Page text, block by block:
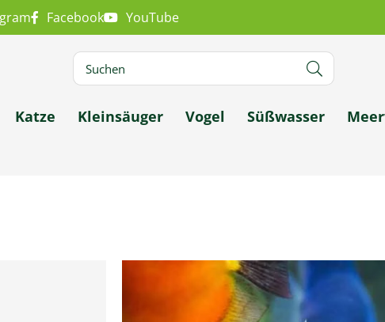
Facebook YouTube
Katze Kleinsäuger Vogel Süßwasser